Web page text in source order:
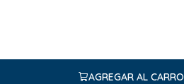
AGREGAR AL CARRO